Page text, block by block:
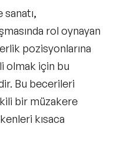
sanatı,
rol oynayan
pozisyonlarına
olmak için bu
Bu becerileri
bir müzakere
kısaca